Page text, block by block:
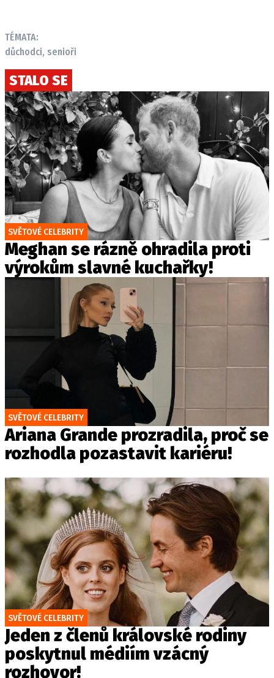
TÉMATA:
důchodci, senioři
STALO SE
SVĚTOVÉ CELEBRITY
Meghan se rázně ohradila proti
výrokům slavné kuchařky!
SVĚTOVÉ CELEBRITY
Ariana Grande prozradila, proč se
rozhodla pozastavit kariéru!
SVĚTOVÉ CELEBRITY
Jeden z členů královské rodiny
poskytnul médiím vzácný
rozhovor!